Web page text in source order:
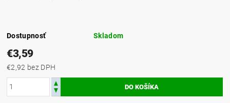
Dostupnosť Skladom
€3,59
€2,92 bez DPH